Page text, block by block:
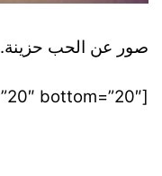
صور عن الحب حزينة.
[divider style=”solid” top=”20″ bottom=”20″]